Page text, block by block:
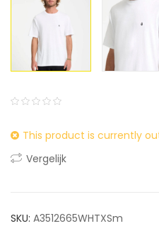
out
of
ratings
This product is currently
Vergelijk
SKU: A3512665WHTXSm